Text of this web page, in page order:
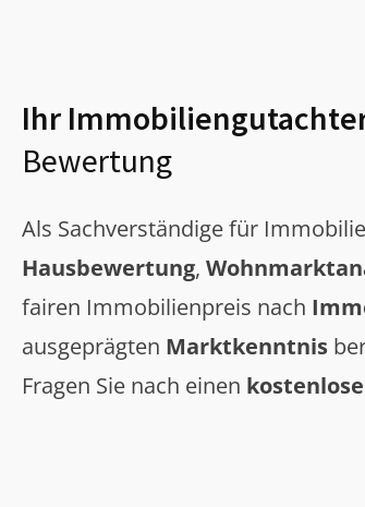
Ihr
Bewertung
Als Sachverständige für
Hausbewertung,
fairen Immobilienpreis nach
ausgeprägten Marktkenntnis
Fragen Sie nach einen